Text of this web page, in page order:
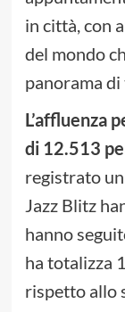
in città, con
del mondo
panorama di
L’affluenza
di 12.513
registrato
Jazz Blitz
hanno
ha totalizza
rispetto allo